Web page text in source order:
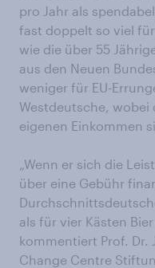
pro Jahr als
fast doppelt so viel
wie die über 55
aus den Neuen
weniger für EU-
Westdeutsche, wobei
eigenen Einkommen
„Wenn er sich die
über eine Gebühr
als für vier Kästen
kommentiert Prof. Dr.
Change Centre